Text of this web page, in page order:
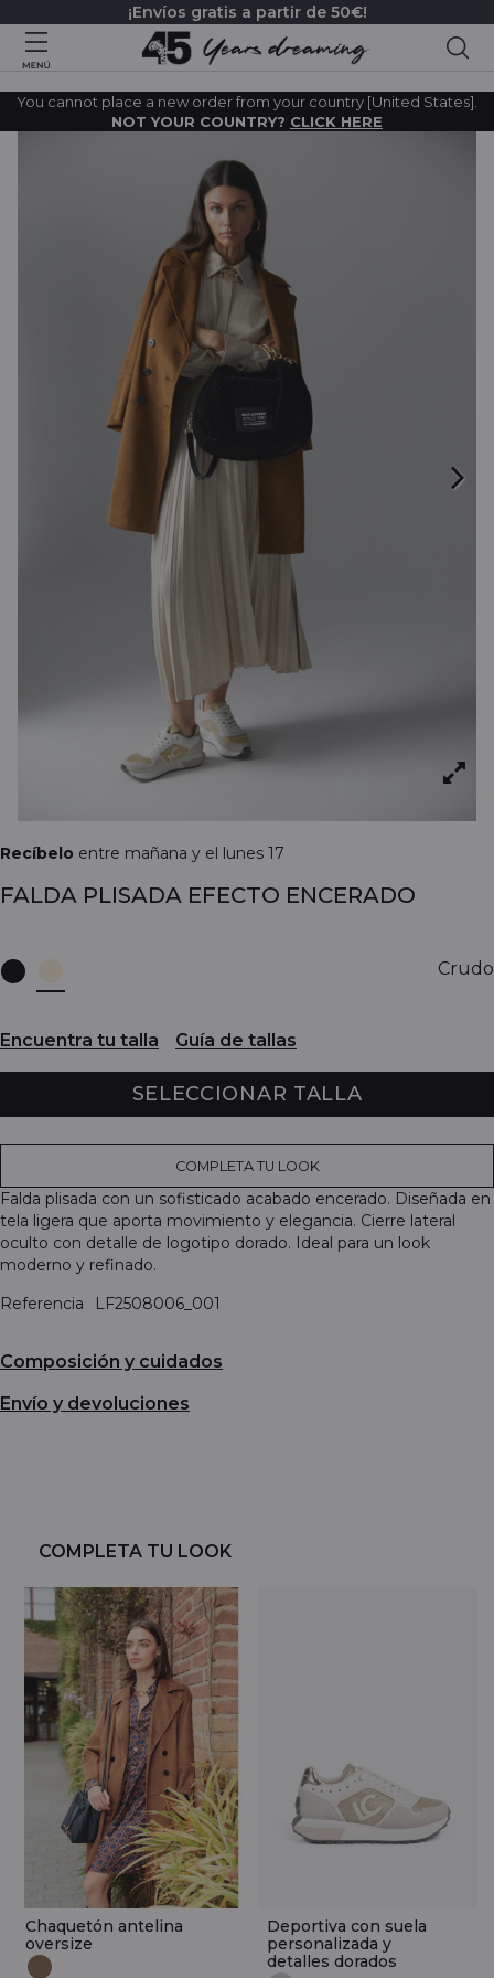
¡Envíos gratis a partir de 50€!
You cannot place a new order from your country [United States].
NOT YOUR COUNTRY? CLICK HERE
Recíbelo entre mañana y el lunes 17
FALDA PLISADA EFECTO ENCERADO
Crudo
Encuentra tu talla Guía de tallas
SELECCIONAR TALLA
COMPLETA TU LOOK
Falda plisada con un sofisticado acabado encerado. Diseñada en
tela ligera que aporta movimiento y elegancia. Cierre lateral
oculto con detalle de logotipo dorado. Ideal para un look
moderno y refinado.
Referencia
LF2508006_001
Composición y cuidados
Envío y devoluciones
COMPLETA TU LOOK
Chaquetón antelina
oversize
Deportiva con suela
personalizada y
detalles dorados